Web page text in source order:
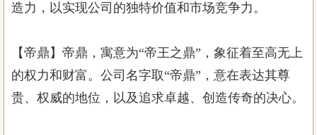
造力，以实现公司的独特价值和市场竞争力。
【帝鼎】帝鼎，寓意为“帝王之鼎”，象征着至高无上
的权力和财富。公司名字取“帝鼎”，意在表达其尊
贵、权威的地位，以及追求卓越、创造传奇的决心。